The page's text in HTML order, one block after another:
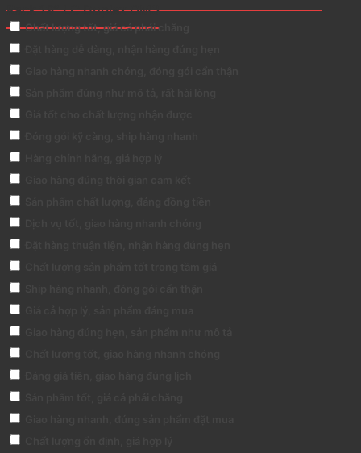
Rack 19” LC Duplex OM3
Chất lượng tốt, giá cả phải chăng